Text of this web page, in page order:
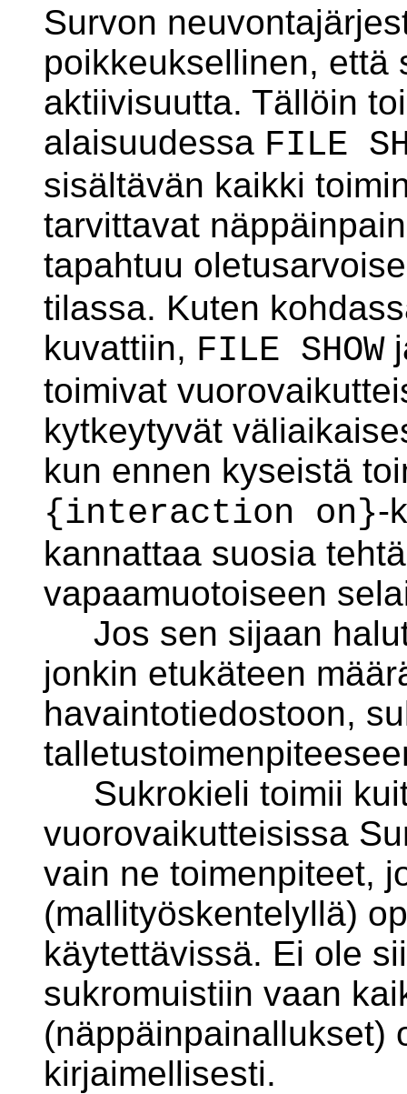
Survon
poikkeuksellinen, että
aktiivisuutta. Tällöin
alaisuudessa FILE
sisältävän kaikki
tarvittavat
tapahtuu
tilassa. Kuten
kuvattiin, FILE SHOW
toimivat
kytkeytyvät
kun ennen kyseistä
{interaction on}-
kannattaa suosia
vapaamuotoiseen
Jos sen sijaan
jonkin etukäteen
havaintotiedostoon,
Sukrokieli toimii
vuorovaikutteisissa
vain ne toimenpiteet,
(mallityöskentelyllä)
käytettävissä. Ei ole
sukromuistiin vaan
(näppäinpainallukset)
kirjaimellisesti.